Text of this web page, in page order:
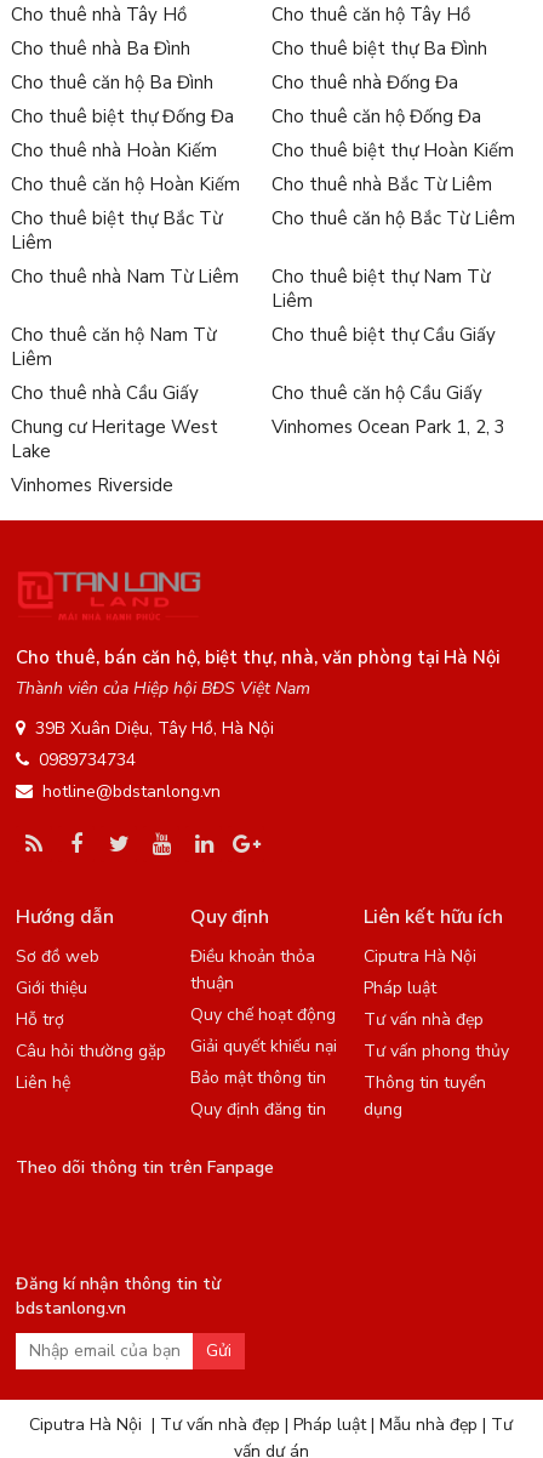
Cho thuê nhà Tây Hồ
Cho thuê căn hộ Tây Hồ
Cho thuê nhà Ba Đình
Cho thuê biệt thự Ba Đình
Cho thuê căn hộ Ba Đình
Cho thuê nhà Đống Đa
Cho thuê biệt thự Đống Đa
Cho thuê căn hộ Đống Đa
Cho thuê nhà Hoàn Kiếm
Cho thuê biệt thự Hoàn Kiếm
Cho thuê căn hộ Hoàn Kiếm
Cho thuê nhà Bắc Từ Liêm
Cho thuê biệt thự Bắc Từ
Liêm
Cho thuê căn hộ Bắc Từ Liêm
Cho thuê nhà Nam Từ Liêm
Cho thuê biệt thự Nam Từ
Liêm
Cho thuê căn hộ Nam Từ
Liêm
Cho thuê biệt thự Cầu Giấy
Cho thuê nhà Cầu Giấy
Cho thuê căn hộ Cầu Giấy
Chung cư Heritage West
Lake
Vinhomes Ocean Park 1, 2, 3
Vinhomes Riverside
Cho thuê, bán căn hộ, biệt thự, nhà, văn phòng tại Hà Nội
Thành viên của Hiệp hội BĐS Việt Nam
39B Xuân Diệu, Tây Hồ, Hà Nội
0989734734
hotline@bdstanlong.vn
Hướng dẫn
Sơ đồ web
Giới thiệu
Hỗ trợ
Câu hỏi thường gặp
Liên hệ
Quy định
Điều khoản thỏa
thuận
Quy chế hoạt động
Giải quyết khiếu nại
Bảo mật thông tin
Quy định đăng tin
Liên kết hữu ích
Ciputra Hà Nội
Pháp luật
Tư vấn nhà đẹp
Tư vấn phong thủy
Thông tin tuyển
dụng
Theo dõi thông tin trên Fanpage
Đăng kí nhận thông tin từ
bdstanlong.vn
Gửi
Ciputra Hà Nội | Tư vấn nhà đẹp |Pháp luật|Mẫu nhà đẹp | Tư
vấn dự án